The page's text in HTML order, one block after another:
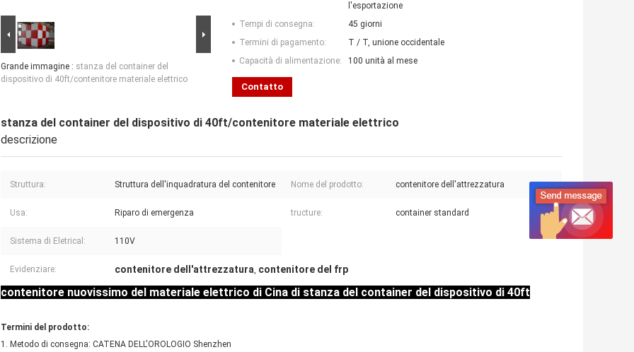
Grande immagine : stanza del container del
dispositivo di 40ft/contenitore materiale elettrico
l'esportazione
Tempi di consegna:
45 giorni
Termini di pagamento:
T / T, unione occidentale
Capacità di alimentazione:
100 unità al mese
Contatto
stanza del container del dispositivo di 40ft/contenitore materiale elettrico
descrizione
Struttura: Struttura dell'inquadratura del contenitore Nome del prodotto: contenitore dell'attrezzatura
Usa: Riparo di emergenza tructure: container standard
Sistema di Eletrical: 110V
Evidenziare: contenitore dell'attrezzatura, contenitore del frp
contenitore nuovissimo del materiale elettrico di Cina di stanza del container del dispositivo di 40ft
Termini del prodotto:
1. Metodo di consegna: CATENA DELL'OROLOGIO Shenzhen